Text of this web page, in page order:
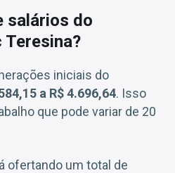
salários do
Teresina?
iniciais do
a R$ 4.696,64. Isso
que pode variar de 20
ofertando um total de